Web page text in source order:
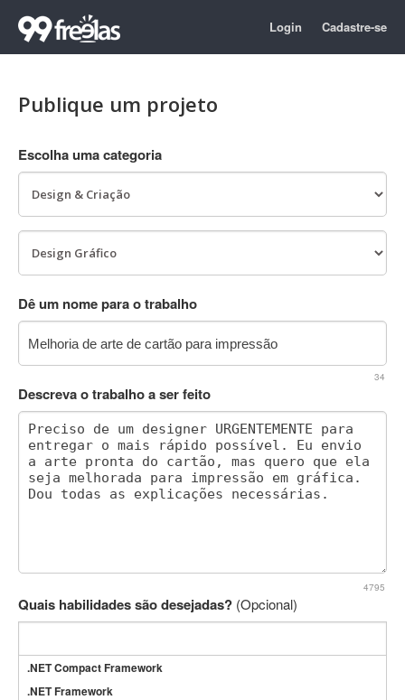
Login Cadastre-se
Publique um projeto
Escolha uma categoria
Dê um nome para o trabalho
34
Descreva o trabalho a ser feito
4795
Quais habilidades são desejadas? (Opcional)
.NET Compact Framework
.NET Framework